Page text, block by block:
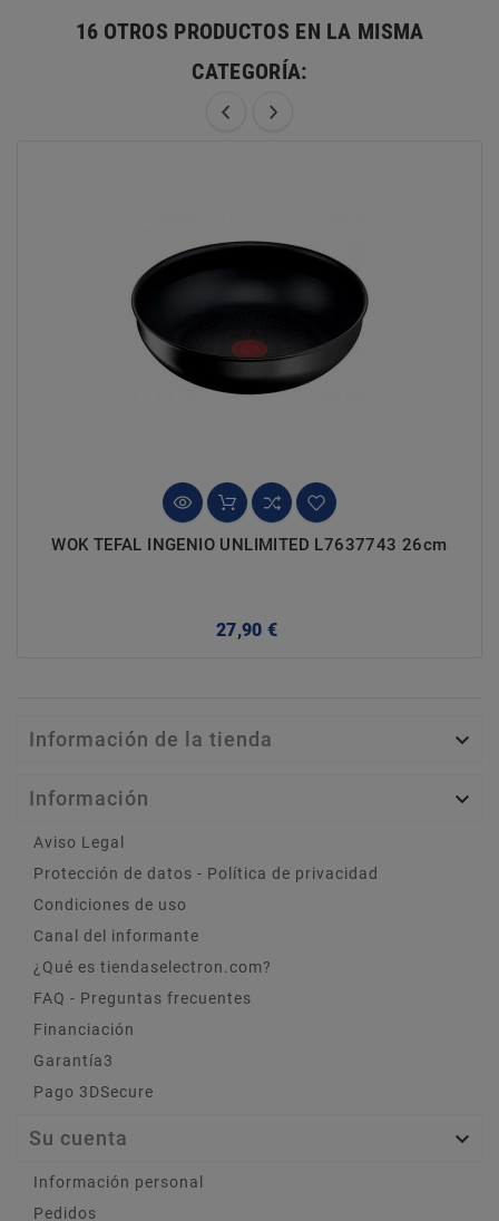
16 OTROS PRODUCTOS EN LA MISMA
CATEGORÍA:
WOK TEFAL INGENIO UNLIMITED L7637743 26cm
27,90 €
Información de la tienda 
Información 
Aviso Legal
Protección de datos - Política de privacidad
Condiciones de uso
Canal del informante
¿Qué es tiendaselectron.com?
FAQ - Preguntas frecuentes
Financiación
Garantía3
Pago 3DSecure
Su cuenta 
Información personal
Pedidos